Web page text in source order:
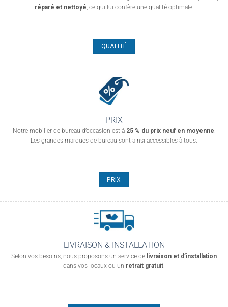
réparé et nettoyé, ce qui lui confère une qualité optimale.
QUALITÉ
PRIX
Notre mobilier de bureau d’occasion est à 25 % du prix neuf en moyenne
Les grandes marques de bureau sont ainsi accessibles à tous.
PRIX
LIVRAISON & INSTALLATION
Selon vos besoins, nous proposons un service de livraison et d’installation
dans vos locaux ou un retrait gratuit.